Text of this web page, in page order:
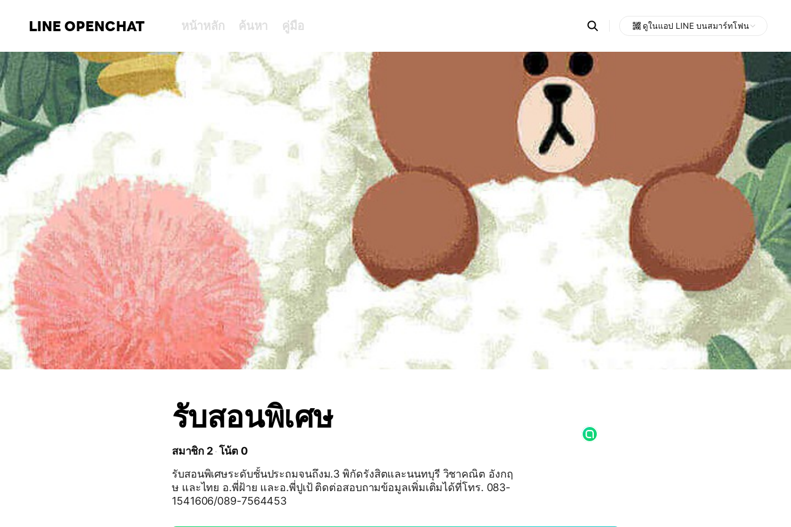
LINE OPENCHAT หน้าหลัก ค้นหา คู่มือ Search
OpenChats
messages
search
area
ดูในแอป LINE บนสมาร์ทโฟน
รับสอนพิเศษ
สมาชิก 2 โน้ต 0
รับสอนพิเศษระดับชั้นประถมจนถึงม.3 พิกัดรังสิตและนนทบุรี วิชาคณิต อังกฤ
ษ และไทย อ.พี่ฝ้าย และอ.พี่ปูเป้ ติดต่อสอบถามข้อมูลเพิ่มเติมได้ที่โทร. 083-
1541606/089-7564453